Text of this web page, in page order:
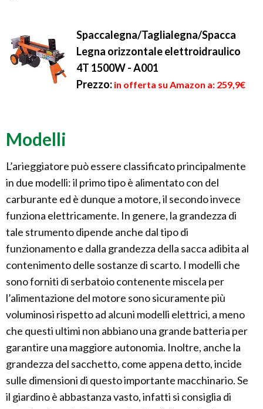
Spaccalegna/Taglialegna/Spacca
Legna orizzontale elettroidraulico
4T 1500W - A001
Prezzo: in offerta su Amazon a: 259,9€
Modelli
L’arieggiatore può essere classificato principalmente
in due modelli: il primo tipo è alimentato con del
carburante ed è dunque a motore, il secondo invece
funziona elettricamente. In genere, la grandezza di
tale strumento dipende anche dal tipo di
funzionamento e dalla grandezza della sacca adibita al
contenimento delle sostanze di scarto. I modelli che
sono forniti di serbatoio contenente miscela per
l’alimentazione del motore sono sicuramente più
voluminosi rispetto ad alcuni modelli elettrici, a meno
che questi ultimi non abbiano una grande batteria per
garantire una maggiore autonomia. Inoltre, anche la
grandezza del sacchetto, come appena detto, incide
sulle dimensioni di questo importante macchinario. Se
il giardino è abbastanza vasto, infatti si consiglia di